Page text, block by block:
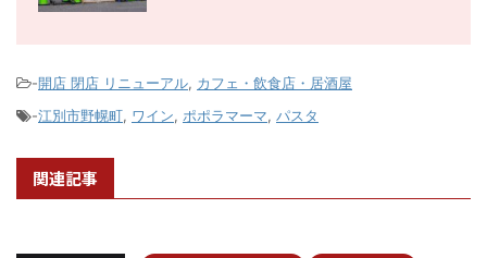
-開店 閉店 リニューアル, カフェ・飲食店・居酒屋
-江別市野幌町, ワイン, ポポラマーマ, パスタ
関連記事